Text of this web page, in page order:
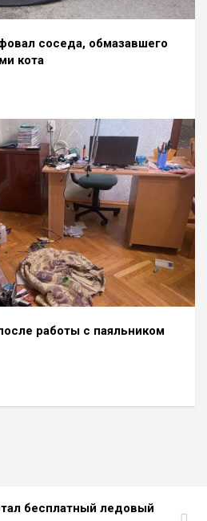
соседа, обмазавшего
кота
работы с паяльником
бесплатный ледовый